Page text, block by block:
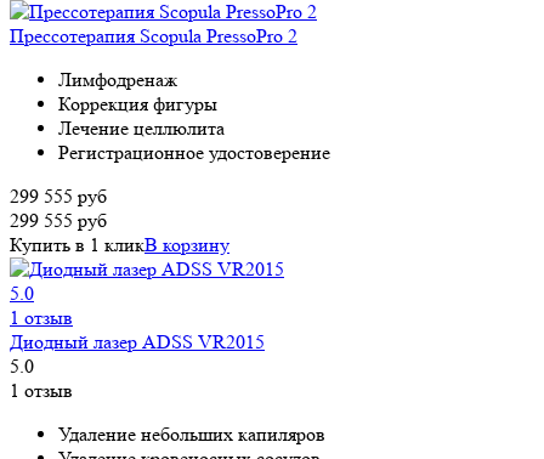
Прессотерапия Scopula PressoPro 2
Лимфодренаж
Коррекция фигуры
Лечение целлюлита
Регистрационное удостоверение
299 555 руб
299 555 руб
Купить в 1 кликВ корзину
5.0
1 отзыв
Диодный лазер ADSS VR2015
5.0
1 отзыв
Удаление небольших капиляров